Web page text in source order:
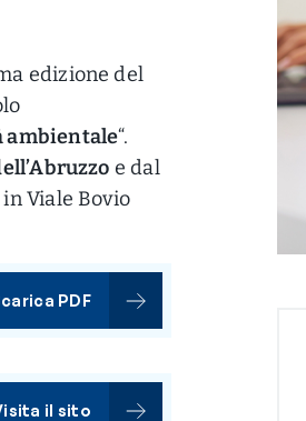
edizione del
ambientale“.
e dal
in Viale Bovio
PDF
il sito